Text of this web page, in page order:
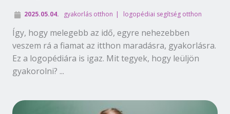
2025.05.04. gyakorlás otthon logopédiai segítség otthon
Így, hogy melegebb az idő, egyre nehezebben
veszem rá a fiamat az itthon maradásra, gyakorlásra.
Ez a logopédiára is igaz. Mit tegyek, hogy leüljön
gyakorolni? ...